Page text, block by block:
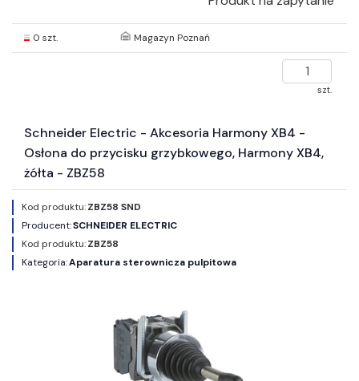
0 szt. Magazyn Poznań
szt.
Schneider Electric - Akcesoria Harmony XB4 -
Osłona do przycisku grzybkowego, Harmony XB4,
żółta - ZBZ58
Kod produktu:ZBZ58 SND
Producent:SCHNEIDER ELECTRIC
Kod produktu:ZBZ58
Kategoria:Aparatura sterownicza pulpitowa